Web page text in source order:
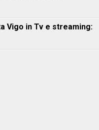
Vigo in Tv e streaming: